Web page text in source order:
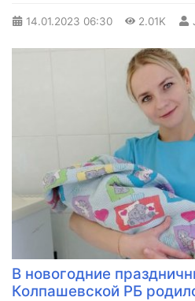
14.01.2023 06:30 2.01K
В новогодние
Колпашевской РБ